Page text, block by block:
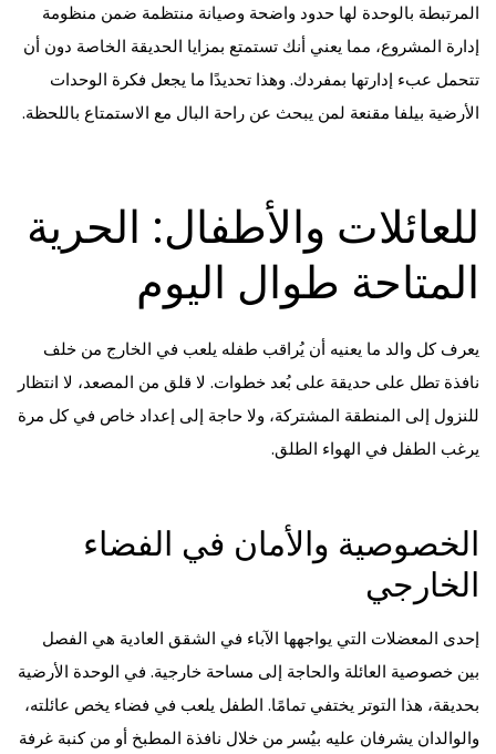
المرتبطة بالوحدة لها حدود واضحة وصيانة منتظمة ضمن منظومة
إدارة المشروع، مما يعني أنك تستمتع بمزايا الحديقة الخاصة دون أن
تتحمل عبء إدارتها بمفردك. وهذا تحديدًا ما يجعل فكرة الوحدات
الأرضية بيلفا مقنعة لمن يبحث عن راحة البال مع الاستمتاع باللحظة.
للعائلات والأطفال: الحرية
المتاحة طوال اليوم
يعرف كل والد ما يعنيه أن يُراقب طفله يلعب في الخارج من خلف
نافذة تطل على حديقة على بُعد خطوات. لا قلق من المصعد، لا انتظار
للنزول إلى المنطقة المشتركة، ولا حاجة إلى إعداد خاص في كل مرة
يرغب الطفل في الهواء الطلق.
الخصوصية والأمان في الفضاء
الخارجي
إحدى المعضلات التي يواجهها الآباء في الشقق العادية هي الفصل
بين خصوصية العائلة والحاجة إلى مساحة خارجية. في الوحدة الأرضية
بحديقة، هذا التوتر يختفي تمامًا. الطفل يلعب في فضاء يخص عائلته،
والوالدان يشرفان عليه بيُسر من خلال نافذة المطبخ أو من كنبة غرفة